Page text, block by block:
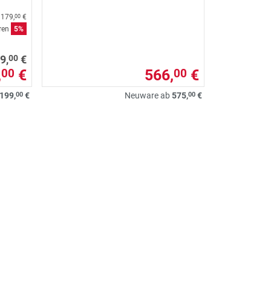
179,00 €
5%
00 €
00 €
199,00 €
566,00 €
Neuware ab575,00 €